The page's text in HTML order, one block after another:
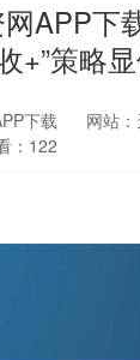
APP下
+”策略
下载 网站
：122